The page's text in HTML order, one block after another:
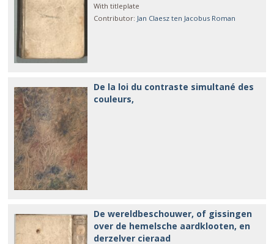
With titleplate
Contributor: Jan Claesz ten Jacobus Roman
De la loi du contraste simultané des
couleurs,
De wereldbeschouwer, of gissingen
over de hemelsche aardklooten, en
derzelver cieraad